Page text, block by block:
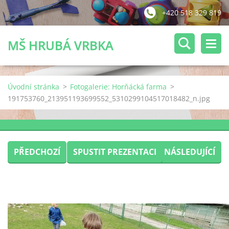
+420 518 329 819
MŠ HRUBÁ VRBKA
Úvodní stránka > Fotogalerie: Horňácká farma >
191753760_213951193699552_5310299104517018482_n.jpg
PŘEDCHOZÍ SPUSTIT PREZENTACI NÁSLEDUJÍCÍ